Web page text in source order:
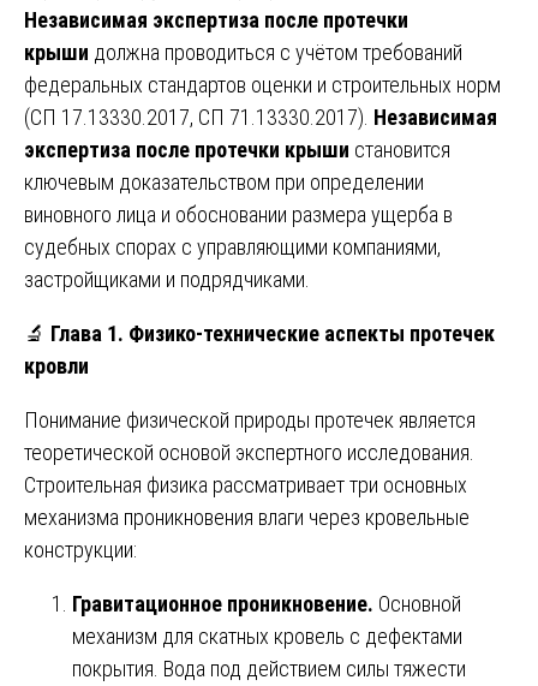
Независимая экспертиза после протечки
крыши должна проводиться с учётом требований
федеральных стандартов оценки и строительных норм
(СП 17.13330.2017, СП 71.13330.2017). Независимая
экспертиза после протечки крыши становится
ключевым доказательством при определении
виновного лица и обосновании размера ущерба в
судебных спорах с управляющими компаниями,
застройщиками и подрядчиками.
🔬 Глава 1. Физико-технические аспекты протечек
кровли
Понимание физической природы протечек является
теоретической основой экспертного исследования.
Строительная физика рассматривает три основных
механизма проникновения влаги через кровельные
конструкции:
Гравитационное проникновение. Основной
механизм для скатных кровель с дефектами
покрытия. Вода под действием силы тяжести